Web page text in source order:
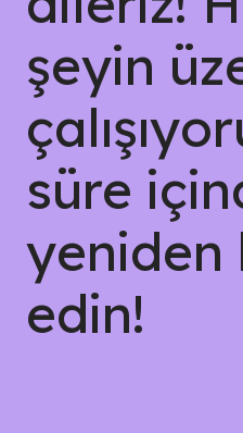
şeyin
süre
yeniden
edin!